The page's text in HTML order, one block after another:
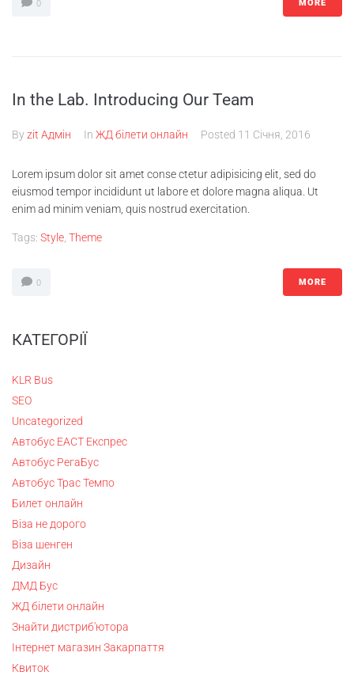
0 MORE
In the Lab. Introducing Our Team
Byzit Адмін In ЖД білети онлайн Posted 11 Січня, 2016
Lorem ipsum dolor sit amet conse ctetur adipisicing elit, sed do
eiusmod tempor incididunt ut labore et dolore magna aliqua. Ut
enim ad minim veniam, quis nostrud exercitation.
Tags: Style Theme
0 MORE
КАТЕГОРІЇ
KLR Bus
SEO
Uncategorized
Автобус ЕАСТ Експрес
Автобус РегаБус
Автобус Трас Темпо
Билет онлайн
Віза не дорого
Віза шенген
Дизайн
ДМД Бус
ЖД білети онлайн
Знайти дистриб'ютора
Інтернет магазин Закарпаття
Квиток